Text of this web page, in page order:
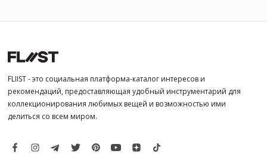
FLIIST - это социальная платформа-каталог интересов и
рекомендаций, предоставляющая удобный инструментарий для
коллекционирования любимых вещей и возможностью ими
делиться со всем миром.